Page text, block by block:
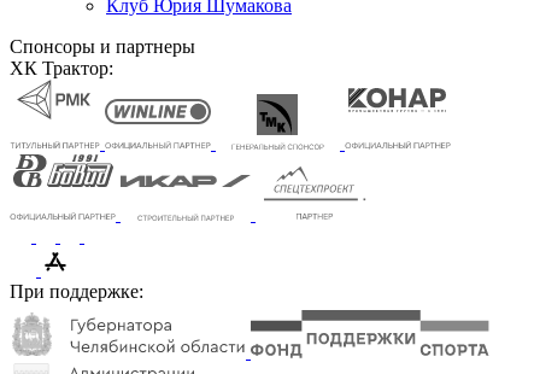
Клуб Юрия Шумакова
Спонсоры и партнеры
ХК Трактор:
При поддержке: